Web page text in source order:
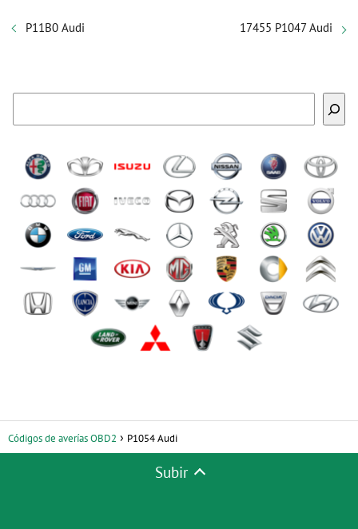
P11B0 Audi 17455 P1047 Audi
Códigos de averías OBD2 P1054 Audi
Subir